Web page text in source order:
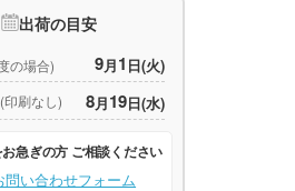
出荷の目安
の場合) 9月1 日(火)
(印刷なし) 8月19日(水)
急ぎの方 ご相談ください
問い合わせフォーム